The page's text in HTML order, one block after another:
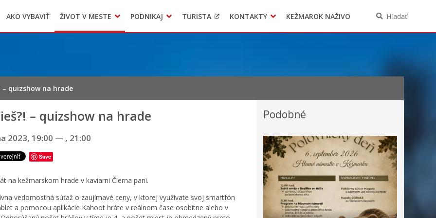
Geo informačný systém – Kežmarok
Oznamovanie podozrení z podvodov
AKO VYBAVIŤ ŽIVOT V MESTE
Triedený zber – NATUR – PACK
PODNIKAJ TURISTA KONTAKTY KEŽMAROK NAŽIVO Hľadať
– quizshow na hrade
– quizshow na hrade
2023, 19:00 — , 21:00
Save
na kežmarskom hrade v kaviarni Čierna pani.
vedomostná súťaž o zaujímavé ceny, v ktorej využívate svoj smartfón
a pomocou aplikácie Kahoot hráte v reálnom čase osobitne alebo v
Podobné